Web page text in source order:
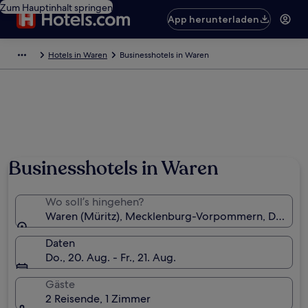
Zum Hauptinhalt springen
App herunterladen
Hotels in Waren Businesshotels in Waren
Businesshotels in Waren
Wo soll’s hingehen?
Waren (Müritz), Mecklenburg-Vorpommern,
Daten
Do., 20. Aug. - Fr., 21. Aug.
Gäste
2 Reisende, 1 Zimmer